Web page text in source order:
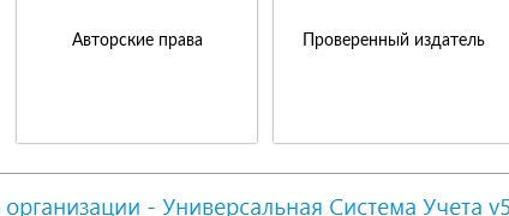
Авторские права Проверенный издатель